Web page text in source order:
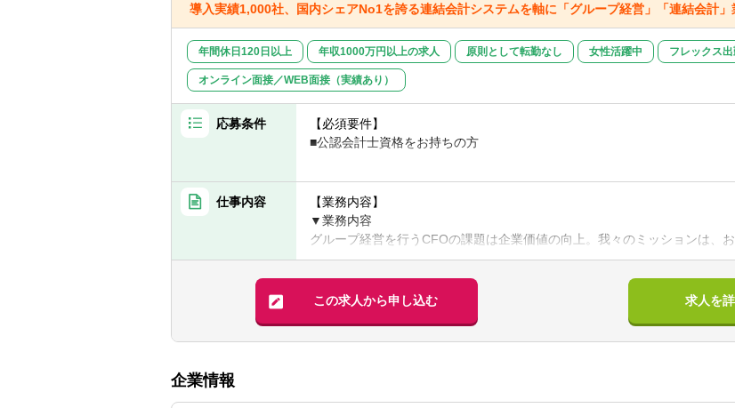
導入実績1,000社、国内シェアNo1を誇る連結会計システムを軸に「グループ経営」「連結会計
年間休日120日以上 年収1000万円以上の求人 原則として転勤なし 女性活躍中 フレックス出
オンライン面接／WEB面接（実績あり）
応募条件
【必須要件】
■公認会計士資格をお持ちの方
【歓迎要件】
■管理職経験あり
■会計監査以外のアドバイザリー等の業務経験あり
■事業会社経験あり
仕事内容
【業務内容】
▼業務内容
グループ経営を行うCFOの課題は企業価値の向上。我々のミッションは、
特化したシステム/業務における様々な課題を解決していくことです。
具体的には、プロジェクト型の業務改善だけでなく、実際にクライアント
～改善活動をおこなっていただきます。（並行してプロジェクト型の業務
この求人から申し込む 求人を
企業情報